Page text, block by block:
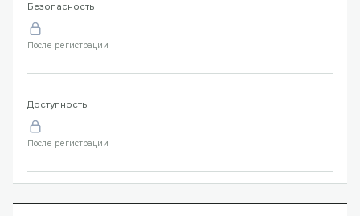
Безопасность
После регистрации
Доступность
После регистрации